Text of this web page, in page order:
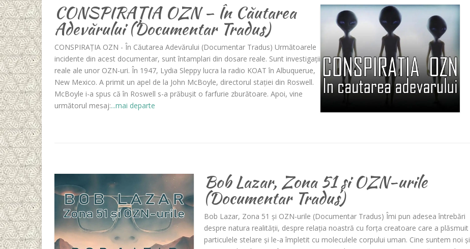
CONSPIRAȚIA OZN – În Căutarea
Adevărului (Documentar Tradus)
CONSPIRAȚIA OZN - În Căutarea Adevărului (Documentar Tradus) Următoarele
incidente din acest documentar, sunt întamplari din dosare reale. Sunt investigații
reale ale unor OZN-uri. În 1947, Lydia Sleppy lucra la radio KOAT în Albuquerue,
New Mexico. A primit un apel de la John McBoyle, directorul stației din Roswell.
McBoyle i-a spus că în Roswell s-a prăbușit o farfurie zburătoare. Apoi, vine
următorul mesaj:...mai departe
Bob Lazar, Zona 51 și OZN-urile
(Documentar Tradus)
Bob Lazar, Zona 51 și OZN-urile (Documentar Tradus) Îmi pun adesea întrebări
despre natura realității, despre relația noastră cu forța creatoare care a plăsmuit
particulele stelare și le-a împletit cu moleculele corpului uman. Cine suntem noi și